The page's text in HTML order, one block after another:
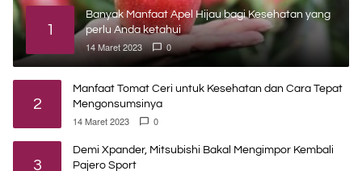
1
Banyak Manfaat Apel Hijau bagi Kesehatan yang
perlu Anda ketahui
14 Maret 2023 0
2
Manfaat Tomat Ceri untuk Kesehatan dan Cara Tepat
Mengonsumsinya
14 Maret 2023 0
3
Demi Xpander, Mitsubishi Bakal Mengimpor Kembali
Pajero Sport